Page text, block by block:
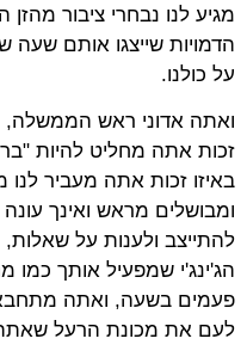
מגיע לנו נבחרי ציבור
הדמויות שייצגו אותם
על כולנו.
ואתה אדוני ראש הממשלה,
זכות אתה מחליט להיות
באיזו זכות אתה מעביר
ומבושלים מראש ואינך
להתייצב ולענות על שאלות,
פעמים בשעה, ואתה מתחבא
לעם את מכונת הרעל